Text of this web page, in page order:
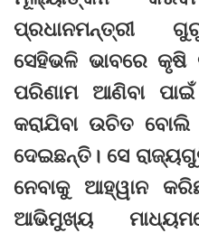
ପ୍ରଧାନମନ୍ତ୍ରୀ
ସେହିଭଳି ଭାବରେ କୃଷି
ପରିଣାମ ଆଣିବା
କରାଯିବା ଉଚିତ ବୋଲି
ଦେଇଛନ୍ତି। ସେ
ନେବାକୁ ଆହ୍ୱାନ
ଆଭିମୁଖ୍ୟ